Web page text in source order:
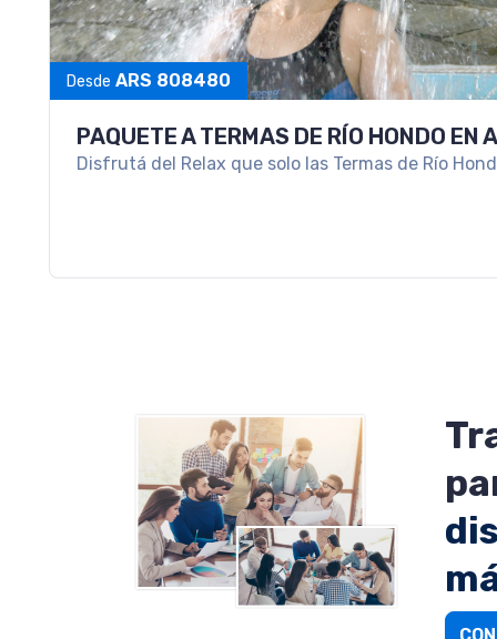
TERMAS DE CACHEUTA 3 NOCHES A
Descanso asegurado en un paraíso Termal en